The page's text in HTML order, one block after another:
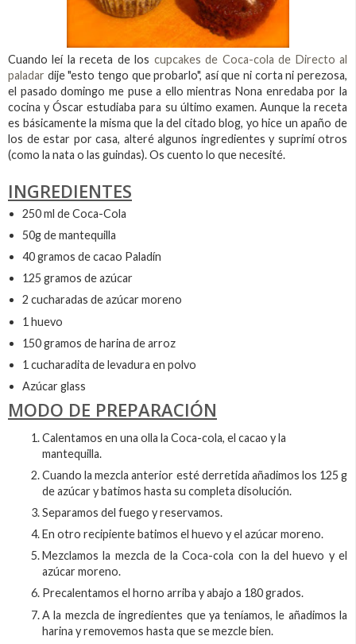
Cuando leí la receta de los cupcakes de Coca-cola de Directo al
paladar dije "esto tengo que probarlo", así que ni corta ni perezosa,
el pasado domingo me puse a ello mientras Nona enredaba por la
cocina y Óscar estudiaba para su último examen. Aunque la receta
es básicamente la misma que la del citado blog, yo hice un apaño de
los de estar por casa, alteré algunos ingredientes y suprimí otros
(como la nata o las guindas). Os cuento lo que necesité.
INGREDIENTES
250 ml de Coca-Cola
50g de mantequilla
40 gramos de cacao Paladín
125 gramos de azúcar
2 cucharadas de azúcar moreno
1 huevo
150 gramos de harina de arroz
1 cucharadita de levadura en polvo
Azúcar glass
MODO DE PREPARACIÓN
Calentamos en una olla la Coca-cola, el cacao y la
mantequilla.
Cuando la mezcla anterior esté derretida añadimos los 125 g
de azúcar y batimos hasta su completa disolución.
Separamos del fuego y reservamos.
En otro recipiente batimos el huevo y el azúcar moreno.
Mezclamos la mezcla de la Coca-cola con la del huevo y el
azúcar moreno.
Precalentamos el horno arriba y abajo a 180 grados.
A la mezcla de ingredientes que ya teníamos, le añadimos la
harina y removemos hasta que se mezcle bien.